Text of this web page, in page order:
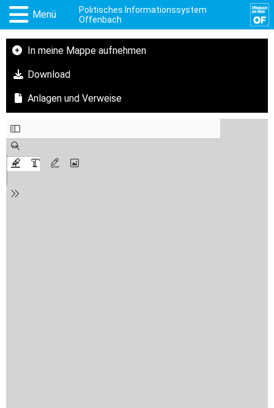
Menü
Politisches Informationssystem
Offenbach
In meine Mappe aufnehmen
Download
Anlagen und Verweise